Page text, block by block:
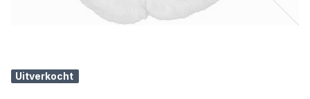
Uitverkocht